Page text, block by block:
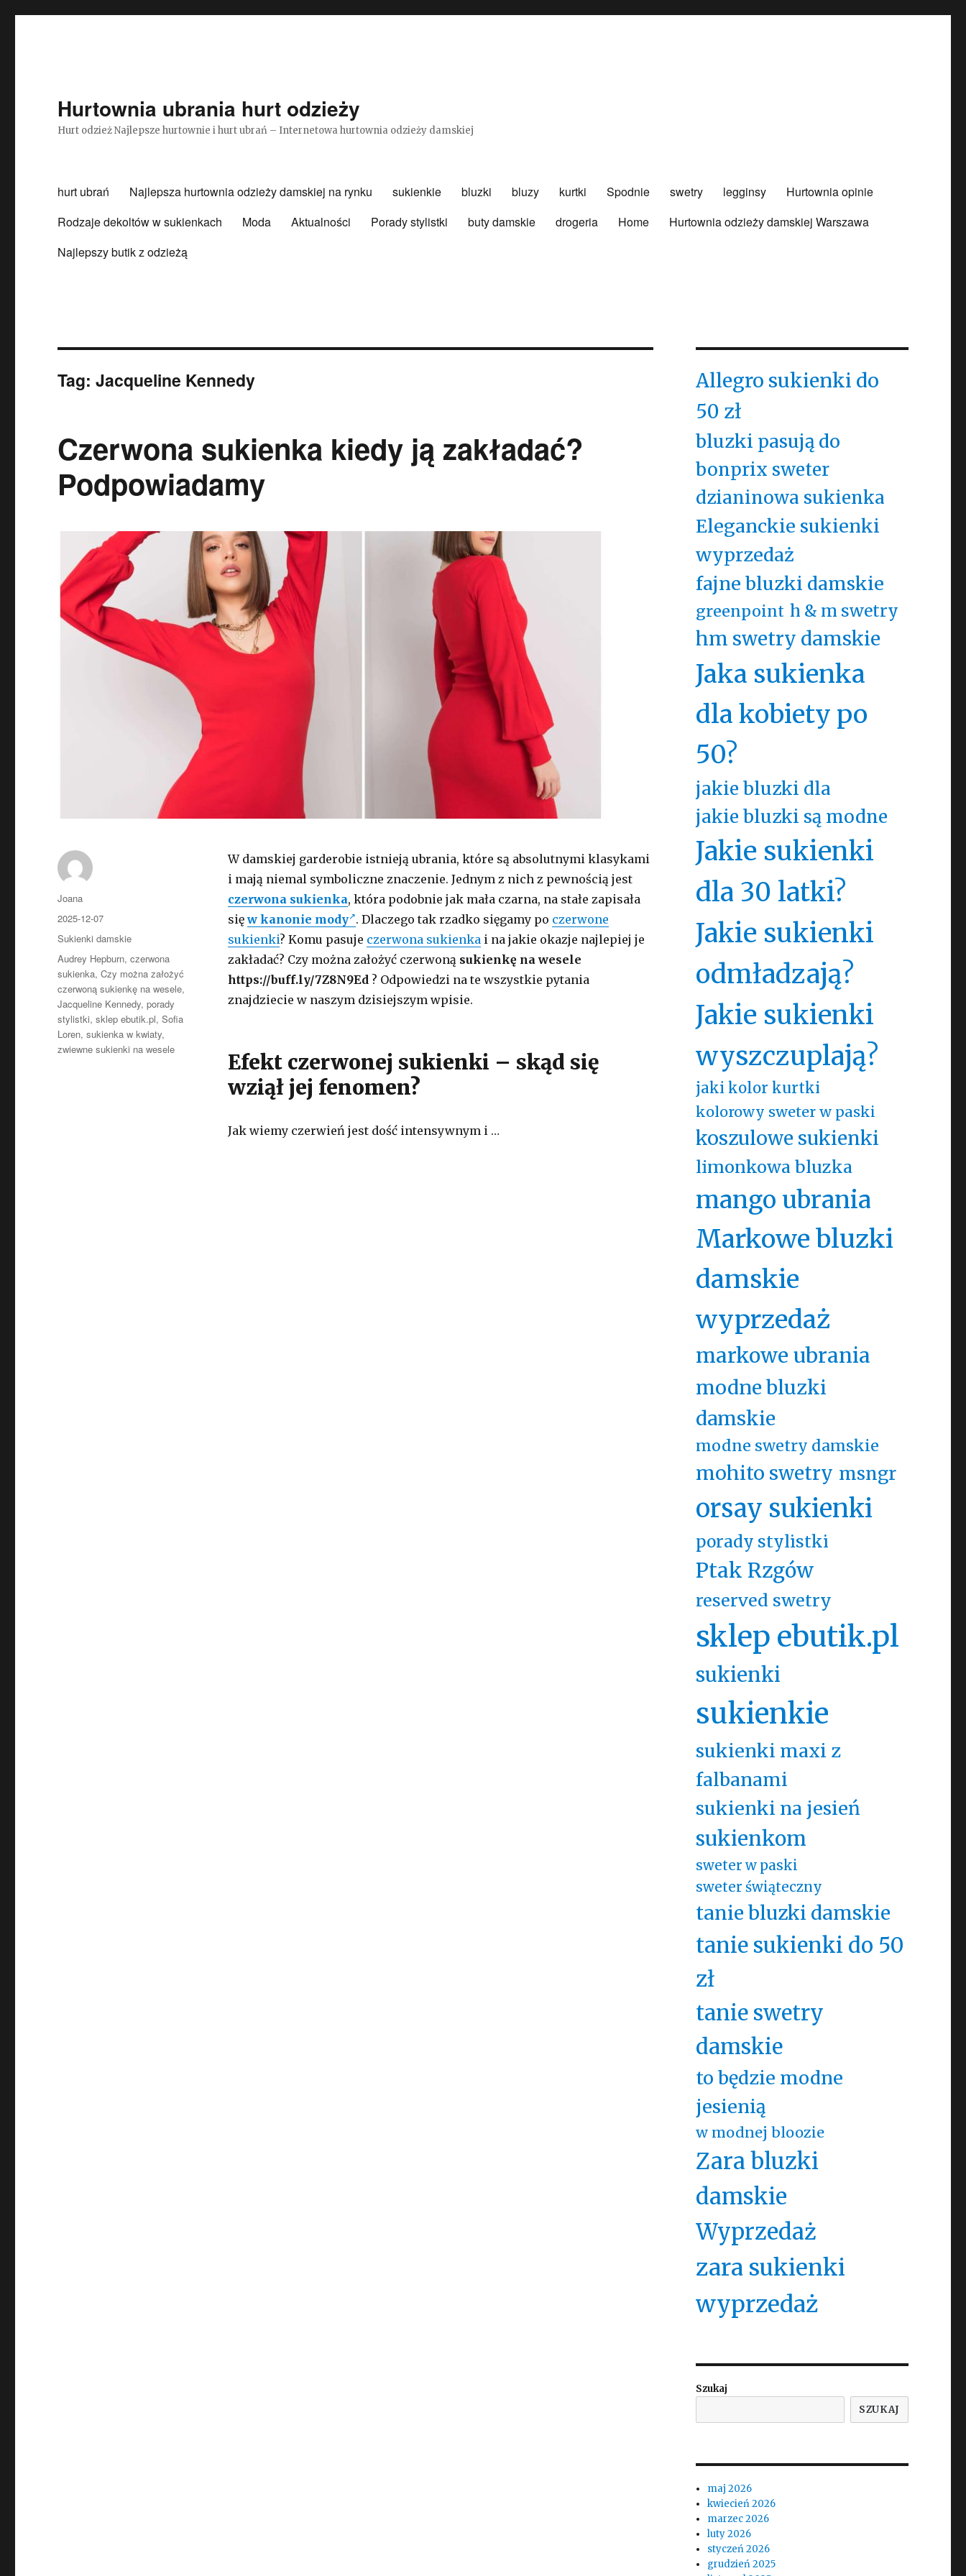
Hurtownia ubrania hurt odzieży
Hurt odzież Najlepsze hurtownie i hurt ubrań – Internetowa hurtownia odzieży damskiej
hurt ubrań Najlepsza hurtownia odzieży damskiej na rynku sukienkie bluzki bluzy kurtki Spodnie swetry legginsy
Hurtownia opinie
Rodzaje dekoltów w sukienkach
Moda Aktualności Porady stylistki buty damskie drogeria Home
Hurtownia odzieży damskiej Warszawa
Najlepszy butik z odzieżą
Tag:Jacqueline Kennedy
Czerwona sukienka kiedy ją zakładać?
Podpowiadamy
W damskiej garderobie istnieją ubrania, które są absolutnymi klasykami
i mają niemal symboliczne znaczenie. Jednym z nich z pewnością jest
czerwona sukienka, która podobnie jak mała czarna, na stałe zapisała
sięw kanonie mody . Dlaczego tak rzadko sięgamy po czerwone
sukienki? Komu pasuje czerwona sukienkai na jakie okazje najlepiej je
zakładać? Czy można założyć czerwoną sukienkę na wesele
https://buff.ly/7Z8N9Ed ? Odpowiedzi na te wszystkie pytania
znajdziecie w naszym dzisiejszym wpisie.
Efekt czerwonej sukienki – skąd się
wziął jej fenomen?
Jak wiemy czerwień jest dość intensywnym i …
Autor
Joana
Opublikowano
2025-12-07
Kategorie
Sukienki damskie
Tagi
Audrey Hepburn,czerwona
sukienka,Czy można założyć
czerwoną sukienkę na wesele,
Jacqueline Kennedy,porady
stylistki,sklep ebutik.pl,Sofia
Loren,sukienka w kwiaty,
zwiewne sukienki na wesele
Allegro sukienki do
50 zł
bluzki pasują do
bonprix sweter
dzianinowa sukienka
Eleganckie sukienki
wyprzedaż
fajne bluzki damskie
greenpoint h & m swetry
hm swetry damskie
Jaka sukienka
dla kobiety po
50?
jakie bluzki dla
jakie bluzki są modne
Jakie sukienki
dla 30 latki?
Jakie sukienki
odmładzają?
Jakie sukienki
wyszczuplają?
jaki kolor kurtki
kolorowy sweter w paski
koszulowe sukienki
limonkowa bluzka
mango ubrania
Markowe bluzki
damskie
wyprzedaż
markowe ubrania
modne bluzki
damskie
modne swetry damskie
mohito swetry msngr
orsay sukienki
porady stylistki
Ptak Rzgów
reserved swetry
sklep ebutik.pl
sukienki
sukienkie
sukienki maxi z
falbanami
sukienki na jesień
sukienkom
sweter w paski
sweter świąteczny
tanie bluzki damskie
tanie sukienki do 50
zł
tanie swetry
damskie
to będzie modne
jesienią
w modnej bloozie
Zara bluzki
damskie
Wyprzedaż
zara sukienki
wyprzedaż
Szukaj
SZUKAJ
maj 2026
kwiecień 2026
marzec 2026
luty 2026
styczeń 2026
grudzień 2025